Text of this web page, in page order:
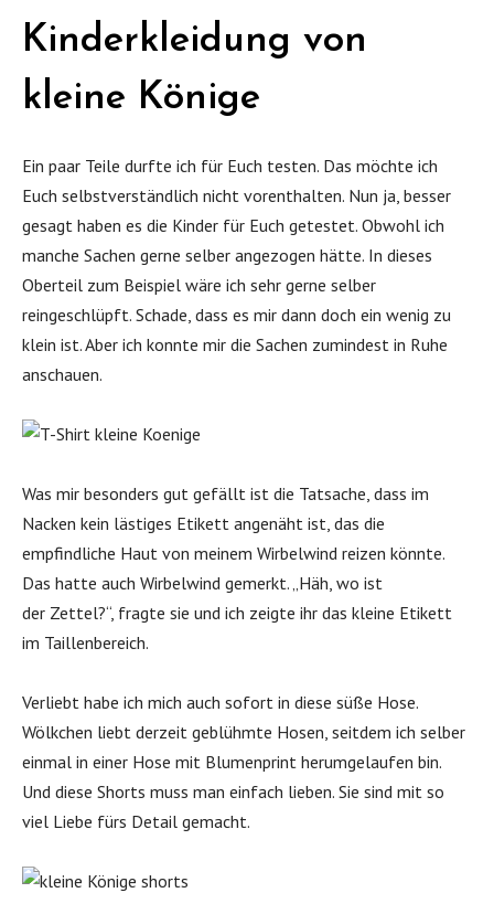
Kinderkleidung von
kleine Könige
Ein paar Teile durfte ich für Euch testen. Das möchte ich
Euch selbstverständlich nicht vorenthalten. Nun ja, besser
gesagt haben es die Kinder für Euch getestet. Obwohl ich
manche Sachen gerne selber angezogen hätte. In dieses
Oberteil zum Beispiel wäre ich sehr gerne selber
reingeschlüpft. Schade, dass es mir dann doch ein wenig zu
klein ist. Aber ich konnte mir die Sachen zumindest in Ruhe
anschauen.
Was mir besonders gut gefällt ist die Tatsache, dass im
Nacken kein lästiges Etikett angenäht ist, das die
empfindliche Haut von meinem Wirbelwind reizen könnte.
Das hatte auch Wirbelwind gemerkt. „Häh, wo ist
der Zettel?“, fragte sie und ich zeigte ihr das kleine Etikett
im Taillenbereich.
Verliebt habe ich mich auch sofort in diese süße Hose.
Wölkchen liebt derzeit geblühmte Hosen, seitdem ich selber
einmal in einer Hose mit Blumenprint herumgelaufen bin.
Und diese Shorts muss man einfach lieben. Sie sind mit so
viel Liebe fürs Detail gemacht.